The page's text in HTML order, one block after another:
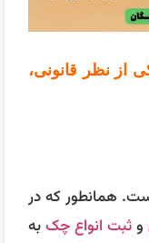
از نظر قانونی،
همانطور که در
وثبت انواع چکبه